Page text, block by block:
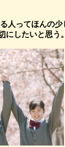
人ってほんの少
にしたいと思う。